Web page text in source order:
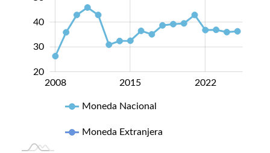
20
30
40
2022
2008 2015 2022
Moneda Nacional
Moneda Extranjera